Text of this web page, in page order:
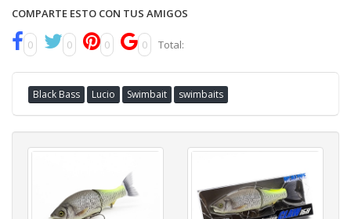
COMPARTE ESTO CON TUS AMIGOS
0 0 0 0 Total:
Black Bass Lucio Swimbait swimbaits